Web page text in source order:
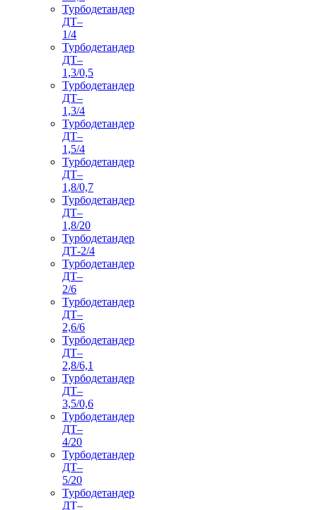
Турбодетандер
ДТ–
1/4
Турбодетандер
ДТ–
1,3/0,5
Турбодетандер
ДТ–
1,3/4
Турбодетандер
ДТ–
1,5/4
Турбодетандер
ДТ–
1,8/0,7
Турбодетандер
ДТ–
1,8/20
Турбодетандер
ДТ-2/4
Турбодетандер
ДТ–
2/6
Турбодетандер
ДТ–
2,6/6
Турбодетандер
ДТ–
2,8/6,1
Турбодетандер
ДТ–
3,5/0,6
Турбодетандер
ДТ–
4/20
Турбодетандер
ДТ–
5/20
Турбодетандер
ДТ–